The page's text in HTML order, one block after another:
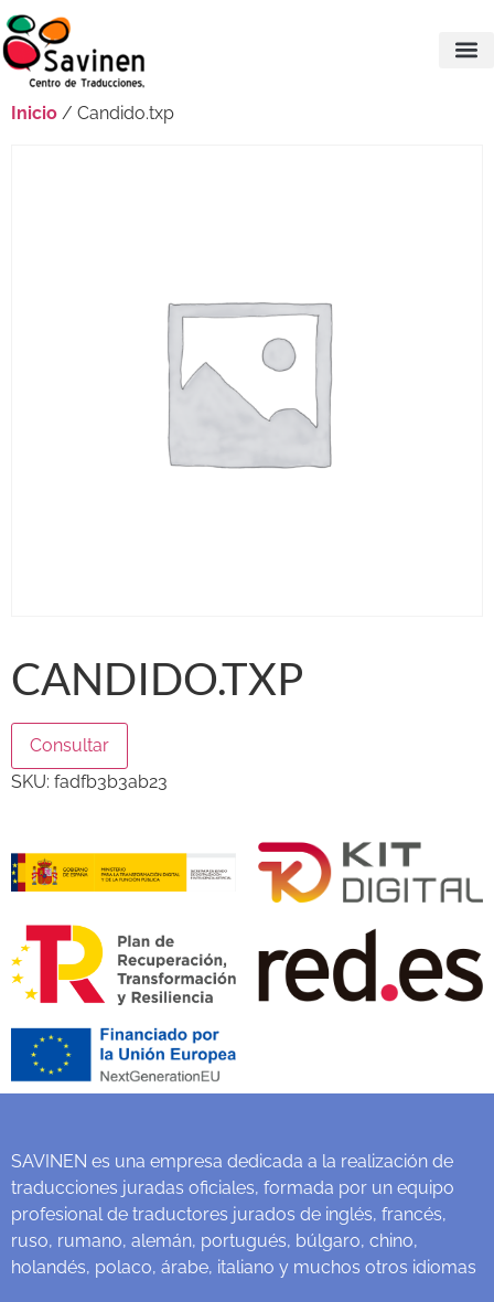
Inicio / Candido.txp
CANDIDO.TXP
Consultar
SKU: fadfb3b3ab23
SAVINEN es una empresa dedicada a la realización de
traducciones juradas oficiales, formada por un equipo
profesional de traductores jurados de inglés, francés,
ruso, rumano, alemán, portugués, búlgaro, chino,
holandés, polaco, árabe, italiano y muchos otros idiomas